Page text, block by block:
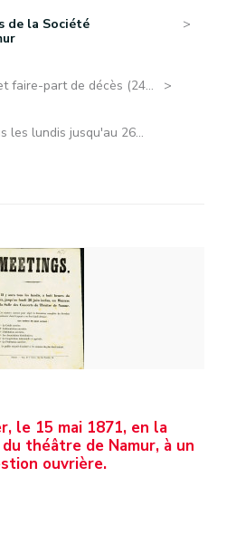
de la Société
faire-part de décès (24...
les lundis jusqu'au 26...
le 15 mai 1871, en la
théâtre de Namur, à un
ouvrière.